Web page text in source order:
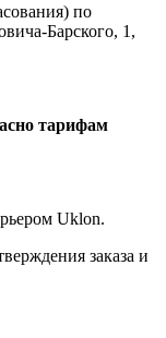
по
Барского, 1,
тарифам
Uklon.
заказа и